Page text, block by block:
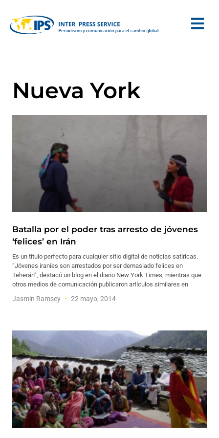
Nueva York
Batalla por el poder tras arresto de jóvenes
‘felices’ en Irán
Es un título perfecto para cualquier sitio digital de noticias satíricas.
“Jóvenes iraníes son arrestados por ser demasiado felices en
Teherán”, destacó un blog en el diario New York Times, mientras que
otros medios de comunicación publicaron artículos similares en
Jasmin Ramsey 22 mayo, 2014